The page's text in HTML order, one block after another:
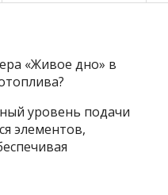
«Живое дно» в
уровень подачи
элементов,